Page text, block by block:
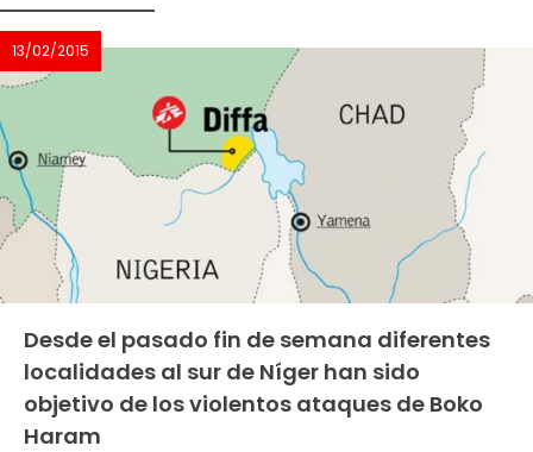
13/02/2015
Desde el pasado fin de semana diferentes
localidades al sur de Níger han sido
objetivo de los violentos ataques de Boko
Haram